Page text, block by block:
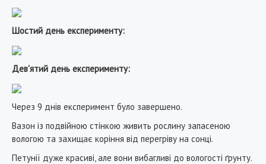
Шостий день експерименту:
Дев'ятий день експерименту:
Через 9 днів експеримент було завершено.
Вазон із подвійною стінкою живить рослину запасеною
вологою та захищає коріння від перегріву на сонці.
Петунії дуже красиві, але вони вибагливі до вологості ґрунту.